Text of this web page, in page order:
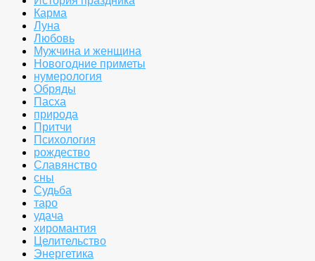
Карма
Луна
Любовь
Мужчина и женщина
Новогодние приметы
нумерология
Обряды
Пасха
природа
Притчи
Психология
рождество
Славянство
сны
Судьба
таро
удача
хиромантия
Целительство
Энергетика